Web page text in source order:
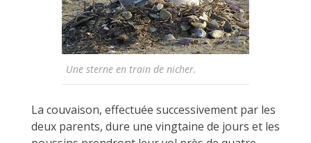
Une sterne en train de nicher.
La couvaison, effectuée successivement par les
deux parents, dure une vingtaine de jours et les